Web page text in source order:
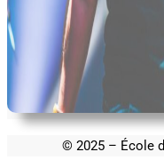
© 2025 – École